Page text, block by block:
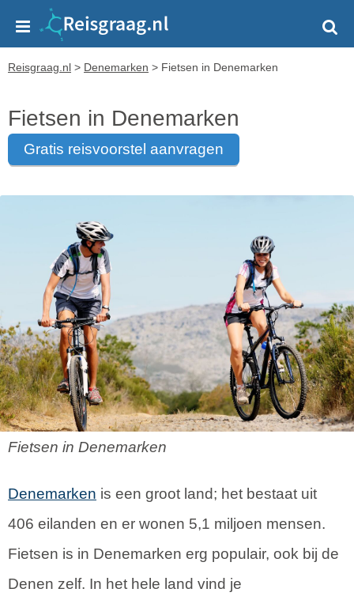
Reisgraag.nl > Denemarken > Fietsen in Denemarken
Fietsen in Denemarken
gratis reisvoorstel aanvragen
Fietsen in Denemarken
Denemarken is een groot land; het bestaat uit
406 eilanden en er wonen 5,1 miljoen mensen.
Fietsen is in Denemarken erg populair, ook bij de
Denen zelf. In het hele land vind je